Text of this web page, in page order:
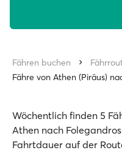
Fähren buchen
Fähre von Athen (Piräus)
Wöchentlich finden 5
Athen nach
Fahrtdauer auf der